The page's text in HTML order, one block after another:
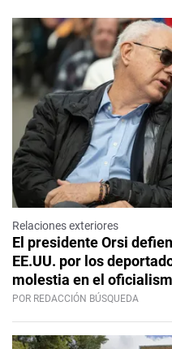
Relaciones exteriores
El presidente Orsi
EE.UU. por los
molestia en el
POR REDACCIÓN BÚSQUEDA